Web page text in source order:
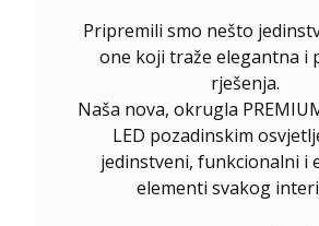
Pripremili smo nešto
one koji traže elegantna i
rješenja.
Naša nova, okrugla
LED pozadinskim
jedinstveni, funkcionalni i
elementi svakog